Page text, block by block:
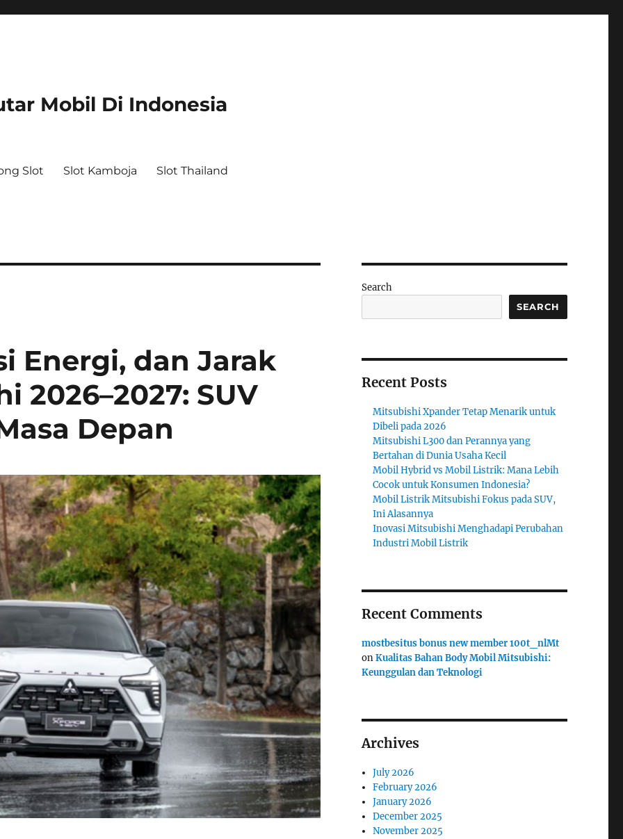
Mobil Di Indonesia
Slot Slot Kamboja Slot Thailand
Energi, dan Jarak
2026–2027: SUV
Depan
Search
SEARCH
Recent Posts
Mitsubishi Xpander Tetap Menarik untuk
Dibeli pada 2026
Mitsubishi L300 dan Perannya yang
Bertahan di Dunia Usaha Kecil
Mobil Hybrid vs Mobil Listrik: Mana Lebih
Cocok untuk Konsumen Indonesia?
Mobil Listrik Mitsubishi Fokus pada SUV,
Ini Alasannya
Inovasi Mitsubishi Menghadapi Perubahan
Industri Mobil Listrik
Recent Comments
mostbesitus bonus new member 100t_nlMt
onKualitas Bahan Body Mobil Mitsubishi:
Keunggulan dan Teknologi
Archives
July 2026
February 2026
January 2026
December 2025
November 2025